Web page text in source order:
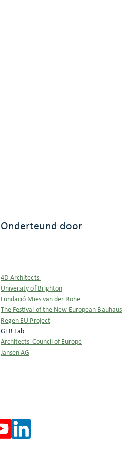
Onderteund door
4D Architects
University of Brighton
Fundació Mies van der Rohe
The Festival of the New European Bauhaus
Regen EU Project
GTB Lab
Architects' Council of Europe
Jansen AG